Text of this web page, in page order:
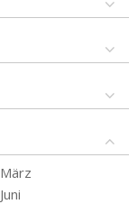
März
Juni